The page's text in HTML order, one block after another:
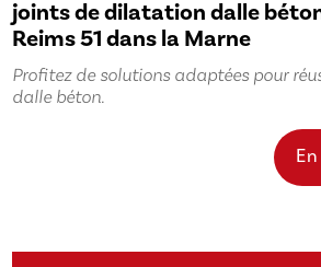
joints de dilatation dalle
Reims 51 dans la Marne
Profitez de solutions adaptées pour
dalle béton.